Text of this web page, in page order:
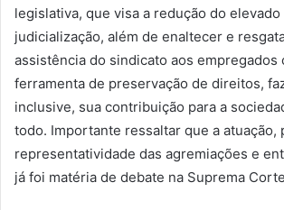
legislativa, que visa a redução do
judicialização, além de enaltecer e
assistência do sindicato aos empregados
ferramenta de preservação de direitos,
inclusive, sua contribuição para a
todo. Importante ressaltar que a atuação,
representatividade das agremiações e
já foi matéria de debate na Suprema